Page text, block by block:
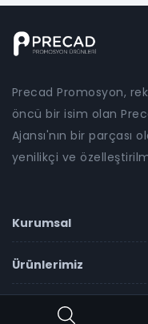
Precad Promosyon,
öncü bir isim olan
Ajansı'nın bir parçası
yenilikçi ve
Kurumsal
Ürünlerimiz